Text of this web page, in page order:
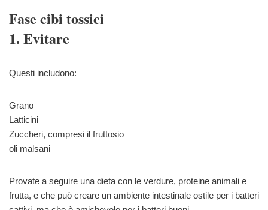
Fase cibi tossici
1. Evitare
Questi includono:
Grano
Latticini
Zuccheri, compresi il fruttosio
oli malsani
Provate a seguire una dieta con le verdure, proteine animali e
frutta, e che può creare un ambiente intestinale ostile per i batteri